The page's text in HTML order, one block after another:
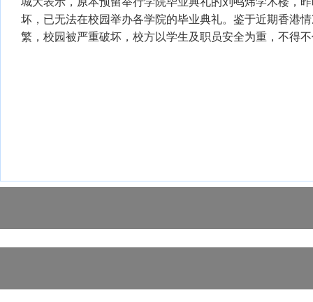
坏，已无法在校园举办各学院的毕业典礼。鉴于近期香港
繁，校园被严重破坏，校方以学生及职员安全为重，不得